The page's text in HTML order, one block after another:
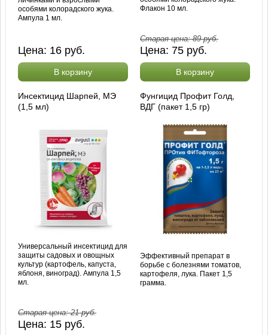
особями колорадского жука.
Ампула 1 мл.
Цена: 16 руб.
В корзину
Флакон 10 мл.
Старая цена:89руб.
Цена: 75 руб.
В корзину
Инсектицид Шарпей, МЭ
(1,5 мл)
Универсальный инсектицид для
защиты садовых и овощных
культур (картофель, капуста,
яблоня, виноград). Ампула 1,5
мл.
Старая цена:21руб.
Цена: 15 руб.
Фунгицид Профит Голд,
ВДГ (пакет 1,5 гр)
Эффективный препарат в
борьбе с болезнями томатов,
картофеля, лука. Пакет 1,5
грамма.